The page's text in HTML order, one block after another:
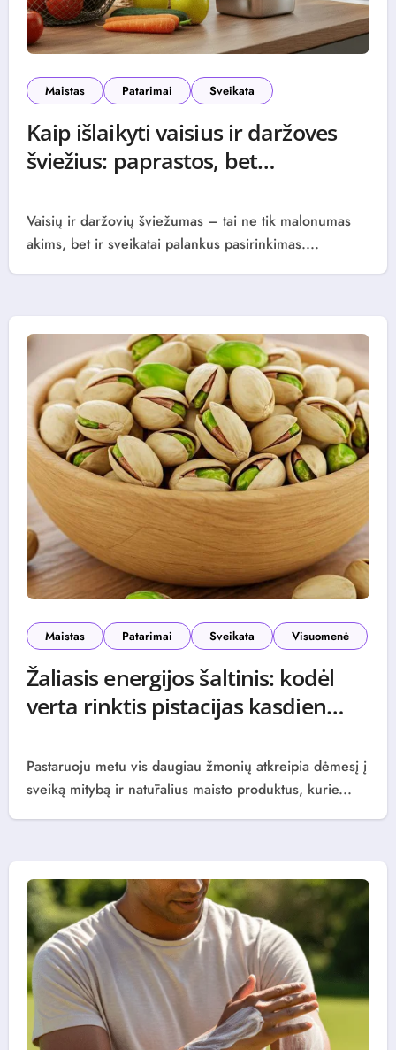
Maistas Patarimai Sveikata
Kaip išlaikyti vaisius ir daržoves
šviežius: paprastos, bet
Vaisių ir daržovių šviežumas – tai ne tik malonumas
akims, bet ir sveikatai palankus pasirinkimas....
Maistas Patarimai Sveikata Visuomenė
Žaliasis energijos šaltinis: kodėl
verta rinktis pistacijas kasdien
Pastaruoju metu vis daugiau žmonių atkreipia dėmesį į
sveiką mitybą ir natūralius maisto produktus, kurie...